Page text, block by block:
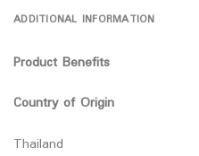
ADDITIONAL INFORMATION
Product Benefits
Country of Origin
Thailand